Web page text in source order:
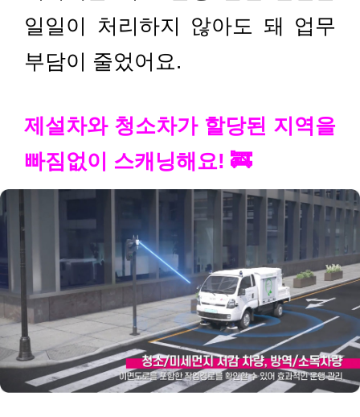
일일이 처리하지 않아도 돼 업무
부담이 줄었어요.
제설차와 청소차가 할당된 지역을
빠짐없이 스캐닝해요! 🚒